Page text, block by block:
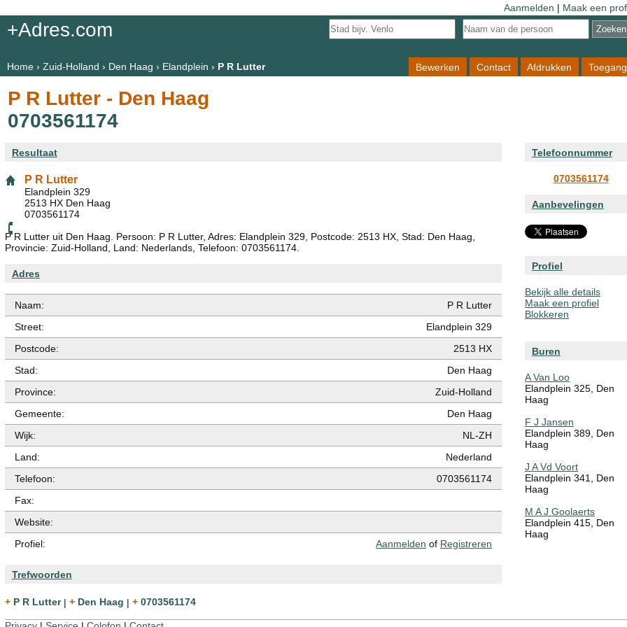
Aanmelden | Maak een
+Adres.com
Home› Zuid-Holland › Den Haag › Elandplein › P R Lutter Bewerken Contact Afdrukken Toegang
P R Lutter - Den Haag
0703561174
Resultaat
P R Lutter
Elandplein 329
2513 HX Den Haag
0703561174
P R Lutter uit Den Haag. Persoon: P R Lutter, Adres: Elandplein 329, Postcode: 2513 HX, Stad: Den Haag,
Provincie: Zuid-Holland, Land: Nederlands, Telefoon: 0703561174.
Adres
Naam:
P R Lutter
Street:
Elandplein 329
Postcode:
2513 HX
Stad:
Den Haag
Province:
Zuid-Holland
Gemeente:
Den Haag
Wijk:
NL-ZH
Land:
Nederland
Telefoon:
0703561174
Fax:
Website:
Profiel:
Aanmelden of Registreren
Trefwoorden
+ P R Lutter| + Den Haag | + 0703561174
Telefoonnummer
0703561174
Aanbevelingen
Profiel
Bekijk alle details
Maak een profiel
Blokkeren
Buren
A Van Loo
Elandplein 325, Den
Haag
F J Jansen
Elandplein 389, Den
Haag
J A Vd Voort
Elandplein 341, Den
Haag
M A J Goolaerts
Elandplein 415, Den
Haag